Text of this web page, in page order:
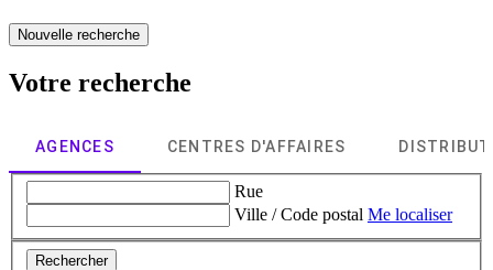
Nouvelle recherche
Votre recherche
AGENCES CENTRES D'AFFAIRES
Rue
Ville / Code postal Me localiser
Rechercher